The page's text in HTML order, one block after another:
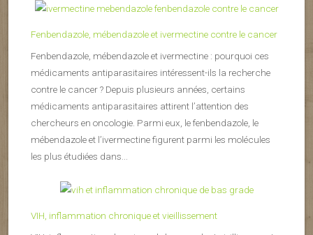
Fenbendazole, mébendazole et ivermectine contre le cancer
Fenbendazole, mébendazole et ivermectine : pourquoi ces
médicaments antiparasitaires intéressent-ils la recherche
contre le cancer ? Depuis plusieurs années, certains
médicaments antiparasitaires attirent l’attention des
chercheurs en oncologie. Parmi eux, le fenbendazole, le
mébendazole et l’ivermectine figurent parmi les molécules
les plus étudiées dans...
VIH, inflammation chronique et vieillissement